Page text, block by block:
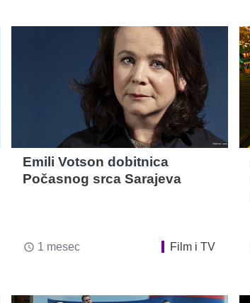
Emili Votson dobitnica
Počasnog srca Sarajeva
access_time 1 mesec Film i TV